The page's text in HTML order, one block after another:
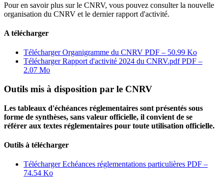
Pour en savoir plus sur le CNRV, vous pouvez consulter la nouvelle
organisation du CNRV et le dernier rapport d'activité.
A télécharger
Télécharger Organigramme du CNRV PDF – 50.99 Ko
Télécharger Rapport d'activité 2024 du CNRV.pdfPDF –
2.07 Mo
Outils mis à disposition par le CNRV
Les tableaux d'échéances réglementaires sont présentés sous
forme de synthèses, sans valeur officielle, il convient de se
référer aux textes réglementaires pour toute utilisation officielle.
Outils à télécharger
Télécharger Echéances réglementations particulières PDF –
74.54 Ko